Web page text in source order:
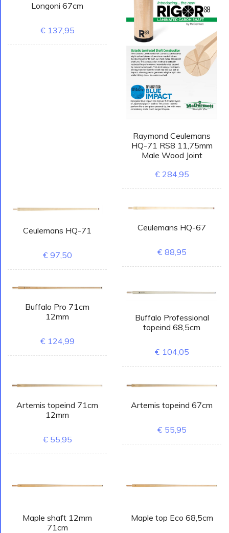
Longoni 67cm
€ 137,95
Raymond Ceulemans
HQ-71 RS8 11,75mm
Male Wood Joint
€ 284,95
Ceulemans HQ-71
€ 97,50
Ceulemans HQ-67
€ 88,95
Buffalo Pro 71cm
12mm
€ 124,99
Buffalo Professional
topeind 68,5cm
€ 104,05
Artemis topeind 71cm
12mm
€ 55,95
Artemis topeind 67cm
€ 55,95
Maple shaft 12mm
71cm
Maple top Eco 68,5cm